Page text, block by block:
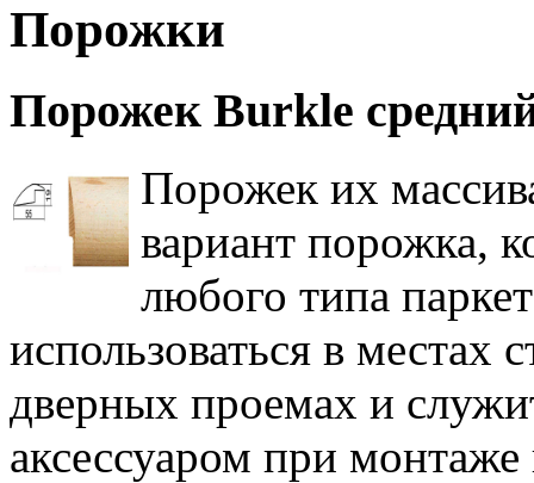
Порожки
Порожек Burkle
Порожек их
вариант порожка,
любого типа
использоваться в
дверных проемах и
аксессуаром при